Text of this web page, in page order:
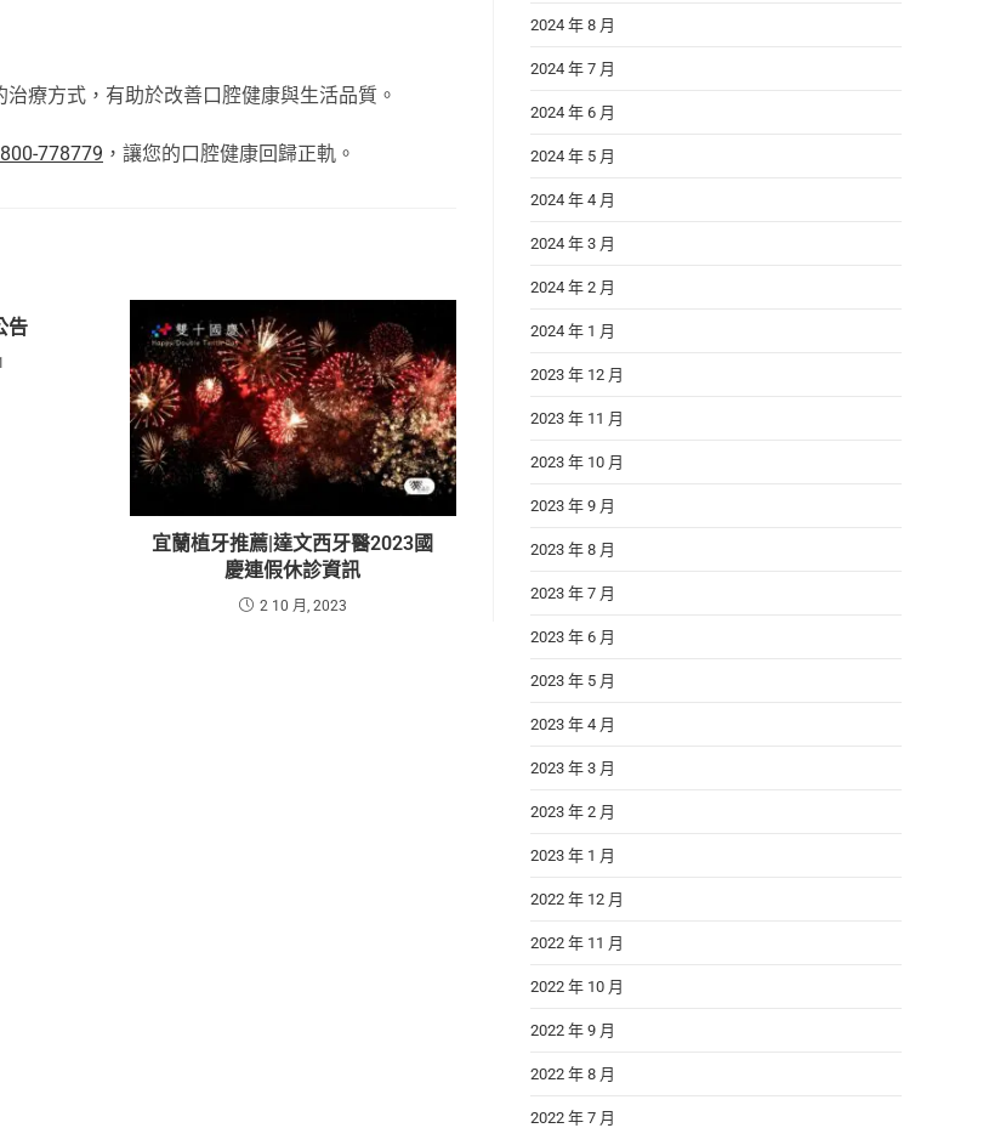
療方式，有助於改善口腔健康與生活品質。
778779 ，讓您的口腔健康回歸正軌。
告
宜蘭植牙推薦|達文西牙醫2023國
慶連假休診資訊
2 10 月, 2023
2024 年 8 月
2024 年 7 月
2024 年 6 月
2024 年 5 月
2024 年 4 月
2024 年 3 月
2024 年 2 月
2024 年 1 月
2023 年 12 月
2023 年 11 月
2023 年 10 月
2023 年 9 月
2023 年 8 月
2023 年 7 月
2023 年 6 月
2023 年 5 月
2023 年 4 月
2023 年 3 月
2023 年 2 月
2023 年 1 月
2022 年 12 月
2022 年 11 月
2022 年 10 月
2022 年 9 月
2022 年 8 月
2022 年 7 月